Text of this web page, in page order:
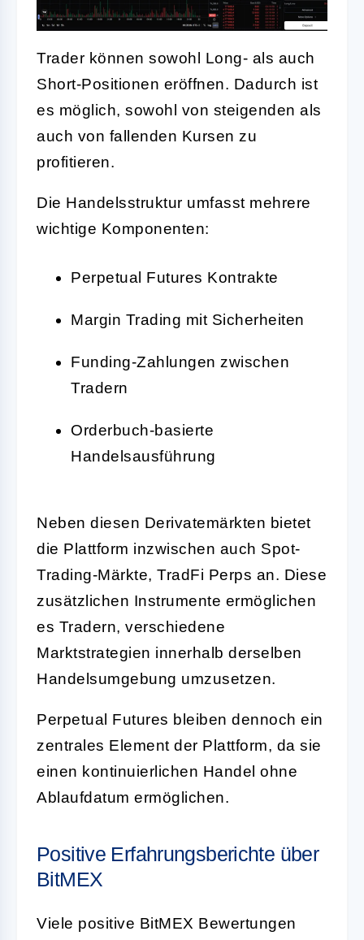
Trader können sowohl Long- als auch
Short-Positionen eröffnen. Dadurch ist
es möglich, sowohl von steigenden als
auch von fallenden Kursen zu
profitieren.
Die Handelsstruktur umfasst mehrere
wichtige Komponenten:
Perpetual Futures Kontrakte
Margin Trading mit Sicherheiten
Funding-Zahlungen zwischen
Tradern
Orderbuch-basierte
Handelsausführung
Neben diesen Derivatemärkten bietet
die Plattform inzwischen auch Spot-
Trading-Märkte, TradFi Perps an. Diese
zusätzlichen Instrumente ermöglichen
es Tradern, verschiedene
Marktstrategien innerhalb derselben
Handelsumgebung umzusetzen.
Perpetual Futures bleiben dennoch ein
zentrales Element der Plattform, da sie
einen kontinuierlichen Handel ohne
Ablaufdatum ermöglichen.
Positive Erfahrungsberichte über
BitMEX
Viele positive BitMEX Bewertungen